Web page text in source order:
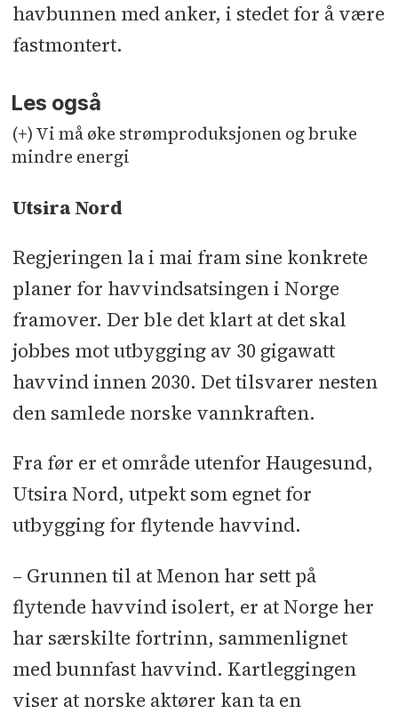
havbunnen med anker, i stedet for å være
fastmontert.
Les også
(+) Vi må øke strømproduksjonen og bruke
mindre energi
Utsira Nord
Regjeringen la i mai fram sine konkrete
planer for havvindsatsingen i Norge
framover. Der ble det klart at det skal
jobbes mot utbygging av 30 gigawatt
havvind innen 2030. Det tilsvarer nesten
den samlede norske vannkraften.
Fra før er et område utenfor Haugesund,
Utsira Nord, utpekt som egnet for
utbygging for flytende havvind.
– Grunnen til at Menon har sett på
flytende havvind isolert, er at Norge her
har særskilte fortrinn, sammenlignet
med bunnfast havvind. Kartleggingen
viser at norske aktører kan ta en